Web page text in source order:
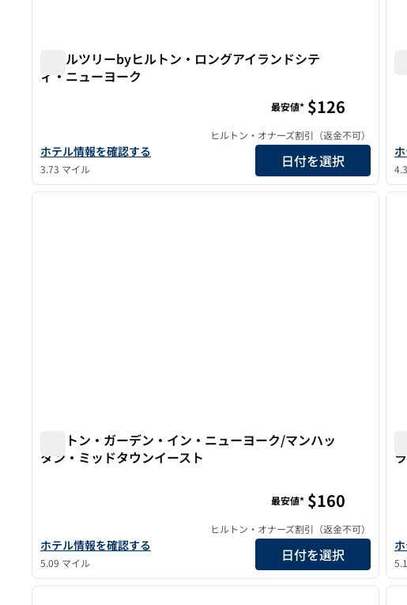
ダブルツリーbyヒルトン・ロングアイランドシテ
ィ・ニューヨーク
ダブルツリーbyヒルトン・ロングアイランドシティ・ニューヨークのホ
ホテル情報を確認する
3.73 マイル
最安値* $126
ヒルトン・オナーズ割引（返金不可）
日付を選択
1/12
1/12
次の画像
ヒルトン・ガーデン・イン・ニューヨーク/マンハッ
タン・ミッドタウンイースト
ヒルトン・ガーデン・イン・ニューヨーク/マンハッタン・ミッドタウン
ホテル情報を確認する
5.09 マイル
最安値* $160
ヒルトン・オナーズ割引（返金不可）
日付を選択
1/12
1/12
1/12
次の画像1/12